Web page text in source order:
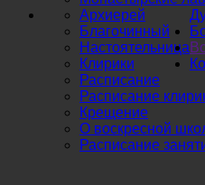
Архиерей
Благочинный
Настоятельница
Клирики
Расписание
Расписание
Крещение
О воскресной
Расписание